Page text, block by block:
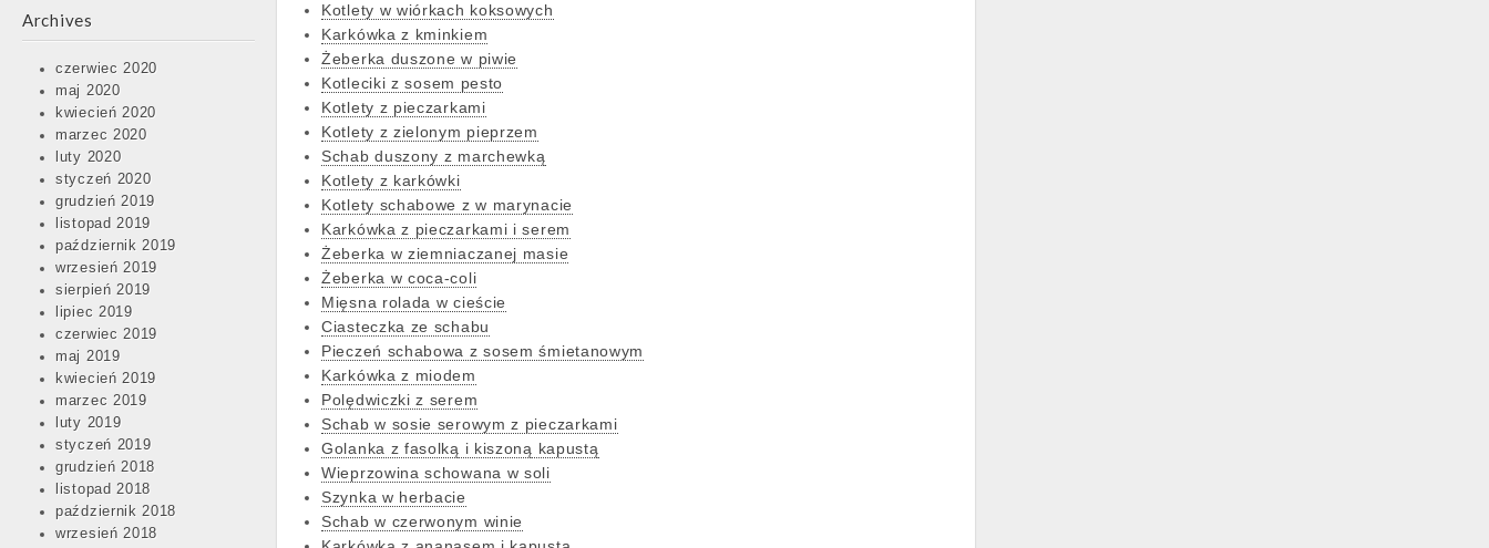
Archives
czerwiec 2020
maj 2020
kwiecień 2020
marzec 2020
luty 2020
styczeń 2020
grudzień 2019
listopad 2019
październik 2019
wrzesień 2019
sierpień 2019
lipiec 2019
czerwiec 2019
maj 2019
kwiecień 2019
marzec 2019
luty 2019
styczeń 2019
grudzień 2018
listopad 2018
październik 2018
wrzesień 2018
Kotlety w wiórkach koksowych
Karkówka z kminkiem
Żeberka duszone w piwie
Kotleciki z sosem pesto
Kotlety z pieczarkami
Kotlety z zielonym pieprzem
Schab duszony z marchewką
Kotlety z karkówki
Kotlety schabowe z w marynacie
Karkówka z pieczarkami i serem
Żeberka w ziemniaczanej masie
Żeberka w coca-coli
Mięsna rolada w cieście
Ciasteczka ze schabu
Pieczeń schabowa z sosem śmietanowym
Karkówka z miodem
Polędwiczki z serem
Schab w sosie serowym z pieczarkami
Golanka z fasolką i kiszoną kapustą
Wieprzowina schowana w soli
Szynka w herbacie
Schab w czerwonym winie